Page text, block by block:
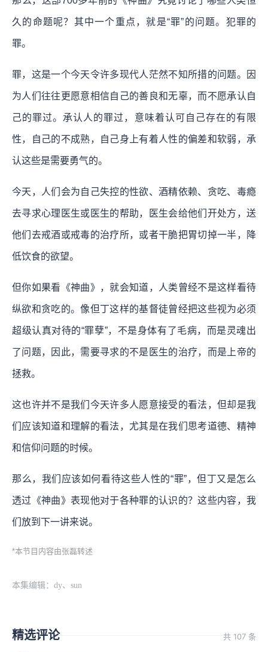
久的命题呢？其中一个重点，就是“罪”的问题。犯罪的
罪。
罪，这是一个今天令许多现代人茫然不知所措的问题。因
为人们往往更愿意相信自己的善良和无辜，而不愿承认自
己的罪过。承认人的罪过，意味着认可自己存在的有限
性，自己的不成熟，自己身上有着人性的偏差和软弱，承
认这些是需要勇气的。
今天，人们会为自己失控的性欲、酒精依赖、贪吃、毒瘾
去寻求心理医生或医生的帮助，医生会给他们开处方，送
他们去戒酒或戒毒的治疗所，或者干脆把胃切掉一半，降
低饮食的欲望。
但你如果看《神曲》，就会知道，人类曾经不是这样看待
纵欲和贪吃的。像但丁这样的基督徒曾经把这些视为必须
超级认真对待的“罪孽”，不是身体有了毛病，而是灵魂出
了问题，因此，需要寻求的不是医生的治疗，而是上帝的
拯救。
这也许并不是我们今天许多人愿意接受的看法，但却是我
们应该知道和理解的看法，尤其是在我们思考道德、精神
和信仰问题的时候。
那么，我们应该如何看待这些人性的“罪”，但丁又是怎么
透过《神曲》表现他对于各种罪的认识的？这些内容，我
们放到下一讲来说。
*本节目内容由张磊转述
本集编辑：dy、sun
精选评论 共 107 条